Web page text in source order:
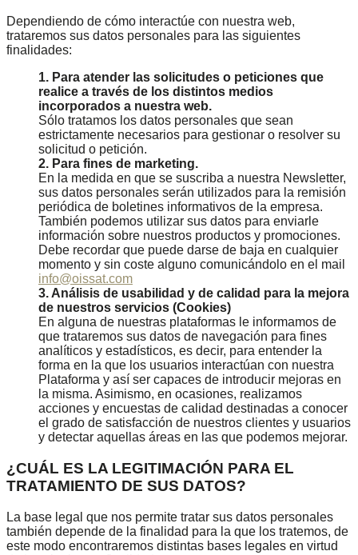
Dependiendo de cómo interactúe con nuestra web,
trataremos sus datos personales para las siguientes
finalidades:
1. Para atender las solicitudes o peticiones que
realice a través de los distintos medios
incorporados a nuestra web.
Sólo tratamos los datos personales que sean
estrictamente necesarios para gestionar o resolver su
solicitud o petición.
2. Para fines de marketing.
En la medida en que se suscriba a nuestra Newsletter,
sus datos personales serán utilizados para la remisión
periódica de boletines informativos de la empresa.
También podemos utilizar sus datos para enviarle
información sobre nuestros productos y promociones.
Debe recordar que puede darse de baja en cualquier
momento y sin coste alguno comunicándolo en el mail
info@oissat.com
3. Análisis de usabilidad y de calidad para la mejora
de nuestros servicios (Cookies)
En alguna de nuestras plataformas le informamos de
que trataremos sus datos de navegación para fines
analíticos y estadísticos, es decir, para entender la
forma en la que los usuarios interactúan con nuestra
Plataforma y así ser capaces de introducir mejoras en
la misma. Asimismo, en ocasiones, realizamos
acciones y encuestas de calidad destinadas a conocer
el grado de satisfacción de nuestros clientes y usuarios
y detectar aquellas áreas en las que podemos mejorar.
¿CUÁL ES LA LEGITIMACIÓN PARA EL
TRATAMIENTO DE SUS DATOS?
La base legal que nos permite tratar sus datos personales
también depende de la finalidad para la que los tratemos, de
este modo encontraremos distintas bases legales en virtud